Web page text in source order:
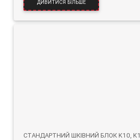
ДИВИТИСЯ БІЛЬШЕ
СТАНДАРТНИЙ ШКІВНИЙ БЛОК K10,